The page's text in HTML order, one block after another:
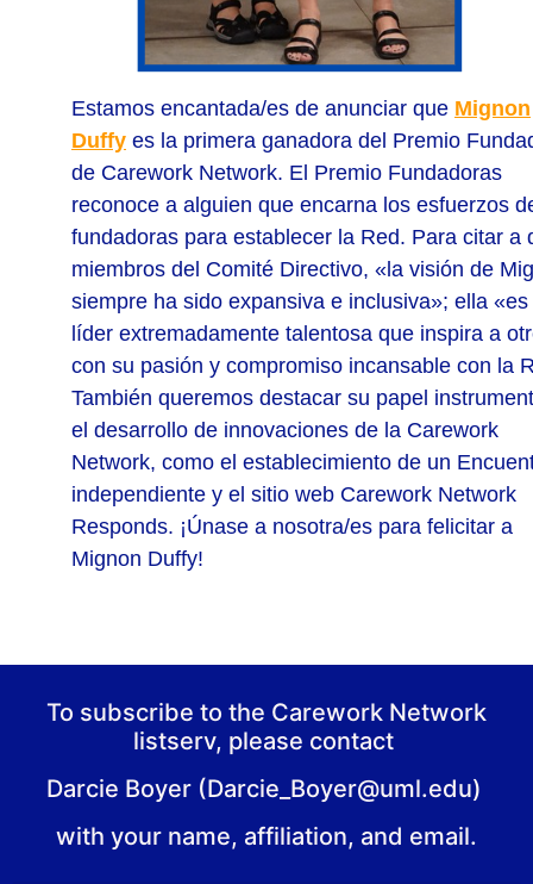
Estamos encantada/es de anunciar que Mignon
Duffy es la primera ganadora del Premio
de Carework Network. El Premio Fundadoras
reconoce a alguien que encarna los esfuerzos
fundadoras para establecer la Red. Para citar a
miembros del Comité Directivo, «la visión de
siempre ha sido expansiva e inclusiva»; ella «es
líder extremadamente talentosa que inspira a
con su pasión y compromiso incansable con la
También queremos destacar su papel
el desarrollo de innovaciones de la Carework
Network, como el establecimiento de un
independiente y el sitio web Carework Network
Responds. ¡Únase a nosotra/es para felicitar a
Mignon Duffy!
To subscribe to the Carework Network
listserv, please contact
Darcie Boyer (Darcie_Boyer@uml.edu)
with your name, affiliation, and email.